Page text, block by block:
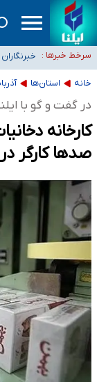
سرخط خبرها :
تعویق آزمون ورودی
جغرافیای نظامی دافوس
کرمان
هیچ پرستاری بازداشت
ثبت‌نام بخش عمده
خانه استان‌ها
در گفت و گو با
کارخانه
صدها کارگر